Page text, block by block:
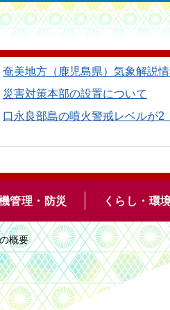
奄美地方（鹿児島県）気象解説
災害対策本部の設置について
口永良部島の噴火警戒レベルが2
管理・防災 くらし・環
概要